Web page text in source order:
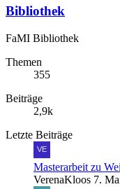
Bibliothek
FaMI Bibliothek
Themen
355
Beiträge
2,9k
Letzte Beiträge
Masterarbeit zu
VerenaKloos 7.